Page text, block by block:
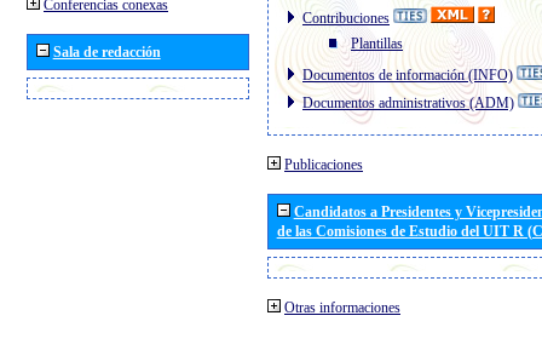
Conferencias conexas
Sala de redacción
Contribuciones
Plantillas
Documentos de información (INFO)
Documentos administrativos (ADM)
Publicaciones
Candidatos a Presidentes y
de las Comisiones de Estudio del UIT R
Otras informaciones